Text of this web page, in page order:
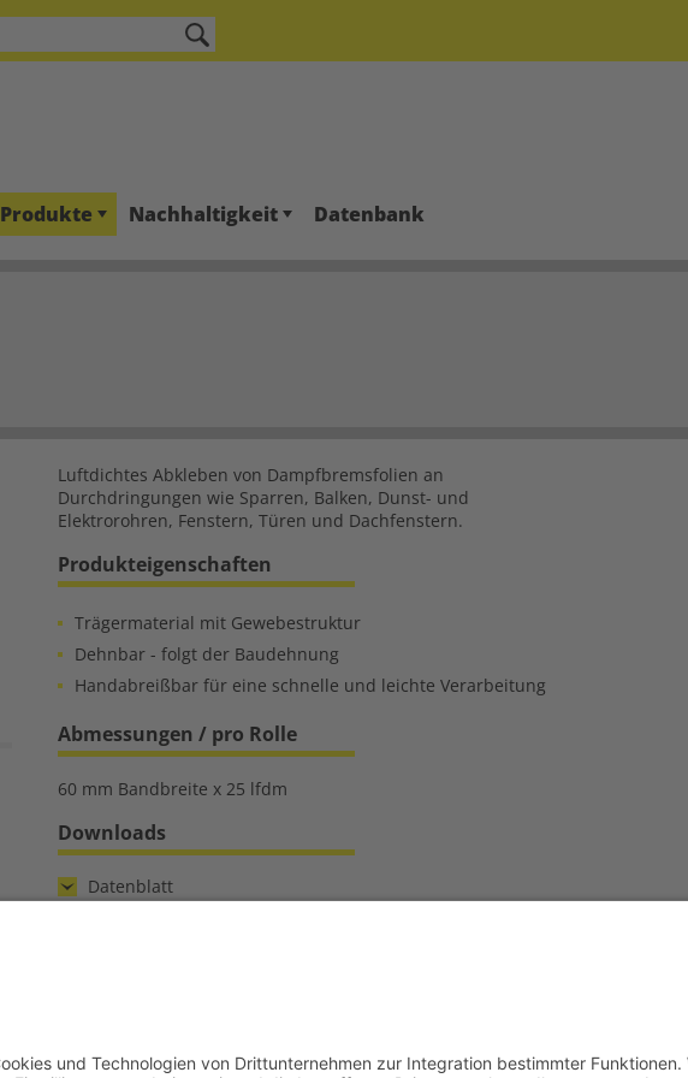
Produkte Nachhaltigkeit Datenbank
Luftdichtes Abkleben von Dampfbremsfolien an
Durchdringungen wie Sparren, Balken, Dunst- und
Elektrorohren, Fenstern, Türen und Dachfenstern.
Produkteigenschaften
Trägermaterial mit Gewebestruktur
Dehnbar - folgt der Baudehnung
Handabreißbar für eine schnelle und leichte Verarbeitung
Abmessungen / pro Rolle
60 mm Bandbreite x 25 lfdm
Downloads
Datenblatt